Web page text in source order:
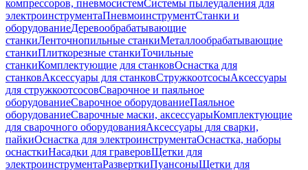
компрессоров, пневмосистемСистемы пылеудаления для
электроинструментаПневмоинструментСтанки и
оборудованиеДеревообрабатывающие
станкиЛенточнопильные станкиМеталлообрабатывающие
станкиПлиткорезные станкиТочильные
станкиКомплектующие для станковОснастка для
станковАксессуары для станковСтружкоотсосыАксессуары
для стружкоотсосовСварочное и паяльное
оборудованиеСварочное оборудованиеПаяльное
оборудованиеСварочные маски, аксессуарыКомплектующие
для сварочного оборудованияАксессуары для сварки,
пайкиОснастка для электроинструментаОснастка, наборы
оснасткиНасадки для граверовЩетки для
электроинструментаРазверткиПуансоныЩетки для